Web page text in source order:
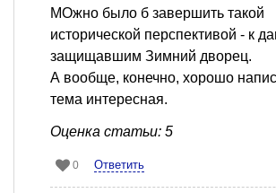
МОжно было б завершить такой
исторической перспективой - к
защищавшим Зимний дворец.
А вообще, конечно, хорошо
тема интересная.
Оценка статьи: 5
0 Ответить